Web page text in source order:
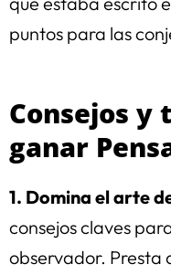
puntos para las
Consejos y
ganar
1. Domina el arte
consejos claves
observador. Presta